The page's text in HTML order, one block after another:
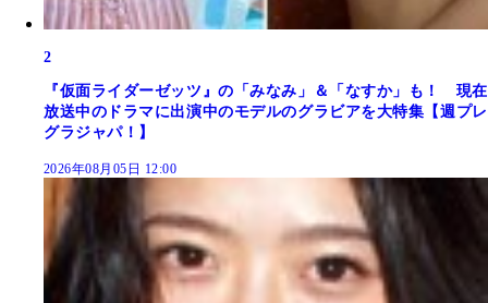
2
『仮面ライダーゼッツ』の「みなみ」＆「なすか」も！ 現在
放送中のドラマに出演中のモデルのグラビアを大特集【週プレ
グラジャパ！】
2026年08月05日 12:00